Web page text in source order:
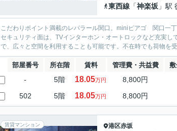
東西線 「神楽坂 」駅
こだわりポイント満載のレパラール関口。miniピアゴ 関口一
セキュリティ面は、TVインターホン・オートロックなど充実
で、広々と空間を利用することも可能です。不在時でも荷物を
部屋番号 所在階 賃料 管理費・共益費
- 5階 18.05万円 8,800円
502 5階 18.05万円 8,800円
賃貸マンション 港区赤坂